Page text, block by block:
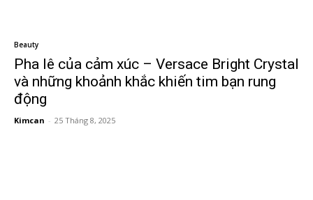
Beauty
Pha lê của cảm xúc – Versace Bright Crystal
và những khoảnh khắc khiến tim bạn rung
động
Kimcan - 25 Tháng 8, 2025